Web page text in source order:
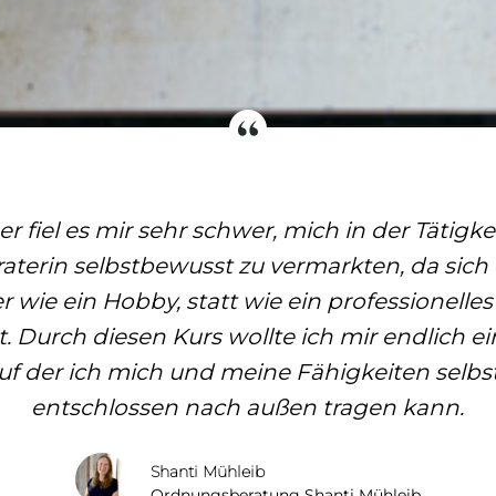
fiel es mir sehr schwer, mich in der
selbstbewusst zu vermarkten, da sich
wie ein Hobby, statt wie ein
Durch diesen Kurs wollte ich mir endlich
der ich mich und meine Fähigkeiten
entschlossen nach außen tragen kann.
Shanti Mühleib